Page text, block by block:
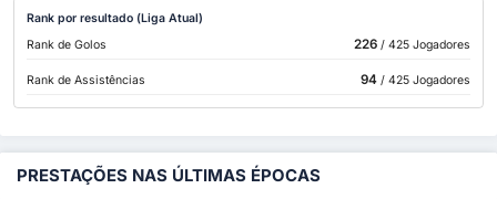
Rank por resultado (Liga Atual)
Rank de Golos
226/ 425 Jogadores
Rank de Assistências 94/ 425 Jogadores
PRESTAÇÕES NAS ÚLTIMAS ÉPOCAS